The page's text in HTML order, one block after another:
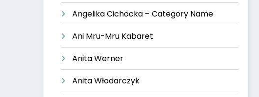
Angelika Cichocka – Category Name
Ani Mru-Mru Kabaret
Anita Werner
Anita Włodarczyk